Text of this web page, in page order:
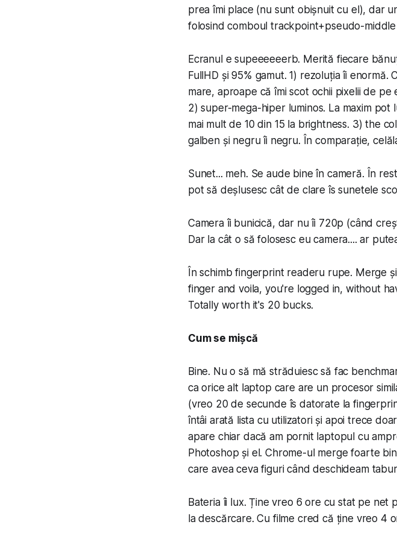
prea îmi place (nu sunt obișnuit cu el), dar
folosind comboul trackpoint+pseudo-
Ecranul e su­peeeeeerb. Merită fiecare
FullHD și 95% gamut. 1) rezoluția îi
mare, aproape că îmi scot ochii pixelii de
2) super-mega-hiper luminos. La maxim
mai mult de 10 din 15 la brightness. 3) the
galben și negru îi negru. În comparație,
Sunet... meh. Se aude bine în cameră. În
pot să deșlusesc cât de clare îs sunetele
Camera îi bunicică, dar nu îi 720p (când
Dar la cât o să folosesc eu camera.... ar
În schimb fin­ger­print readeru rupe. Merge
finger and voila, you're logged in, without
Totally worth it's 20 bucks.
Cum se mișcă
Bine. Nu o să mă străduiesc să fac
ca orice alt laptop care are un procesor
(vreo 20 de secunde îs datorate la
întâi arată lista cu uti­liza­tori și apoi trece
apare chiar dacă am pornit laptopul cu
Photoshop și el. Chrome-ul merge foarte
care avea ceva figuri când deschideam
Bateria îi lux. Ține vreo 6 ore cu stat pe net
la descărcare. Cu filme cred că ține vreo 4